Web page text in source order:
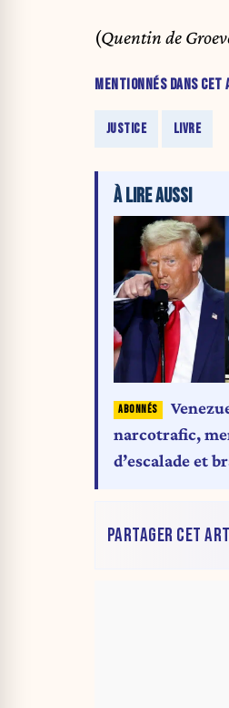
(Quentin de
MENTIONNÉS DANS CET
JUSTICE LIVRE
À LIRE AUSSI
narcotrafic,
d’escalade et
PARTAGER CET